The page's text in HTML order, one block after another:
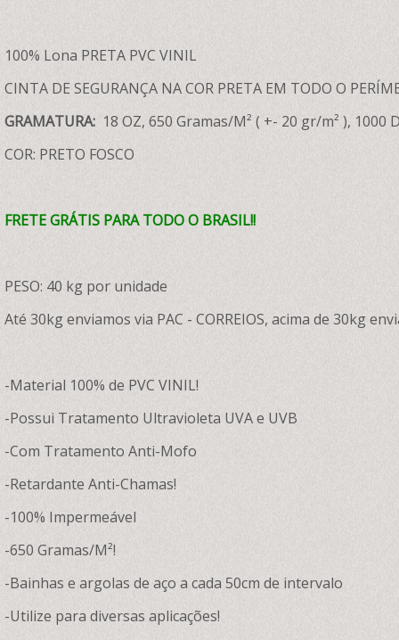
100% Lona PRETA PVC VINIL
CINTA DE SEGURANÇA NA COR PRETA EM TODO O
GRAMATURA: 18 OZ, 650 Gramas/M² ( +- 20 gr/m² ), 1000
COR: PRETO FOSCO
FRETE GRÁTIS PARA TODO O BRASIL!!
PESO: 40 kg por unidade
Até 30kg enviamos via PAC - CORREIOS, acima de 30kg
-Material 100% de PVC VINIL!
-Possui Tratamento Ultravioleta UVA e UVB
-Com Tratamento Anti-Mofo
-Retardante Anti-Chamas!
-100% Impermeável
-650 Gramas/M²!
-Bainhas e argolas de aço a cada 50cm de intervalo
-Utilize para diversas aplicações!